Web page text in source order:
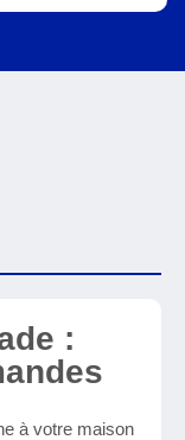
:
à votre maison